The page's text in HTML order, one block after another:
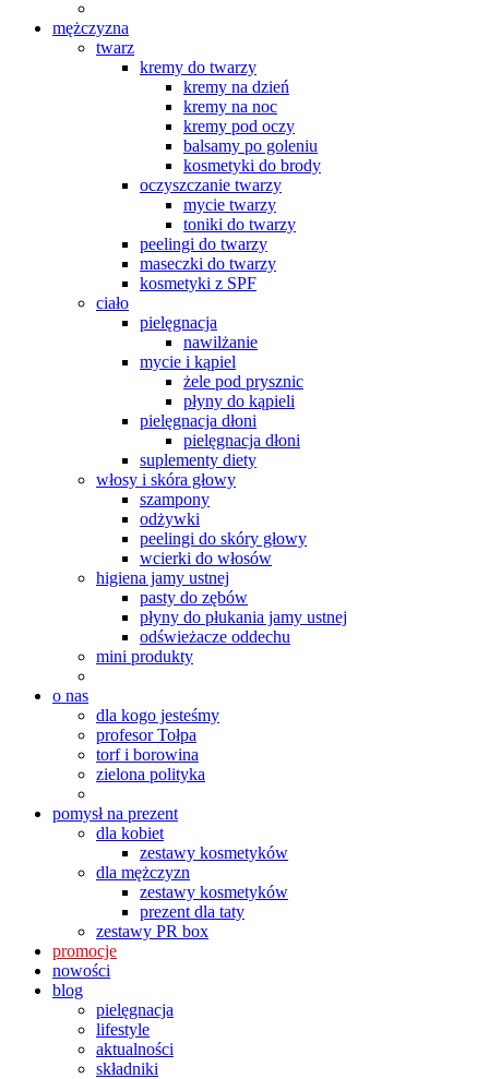
mężczyzna
twarz
kremy do twarzy
kremy na dzień
kremy na noc
kremy pod oczy
balsamy po goleniu
kosmetyki do brody
oczyszczanie twarzy
mycie twarzy
toniki do twarzy
peelingi do twarzy
maseczki do twarzy
kosmetyki z SPF
ciało
pielęgnacja
nawilżanie
mycie i kąpiel
żele pod prysznic
płyny do kąpieli
pielęgnacja dłoni
pielęgnacja dłoni
suplementy diety
włosy i skóra głowy
szampony
odżywki
peelingi do skóry głowy
wcierki do włosów
higiena jamy ustnej
pasty do zębów
płyny do płukania jamy ustnej
odświeżacze oddechu
mini produkty
o nas
dla kogo jesteśmy
profesor Tołpa
torf i borowina
zielona polityka
pomysł na prezent
dla kobiet
zestawy kosmetyków
dla mężczyzn
zestawy kosmetyków
prezent dla taty
zestawy PR box
promocje
nowości
blog
pielęgnacja
lifestyle
aktualności
składniki